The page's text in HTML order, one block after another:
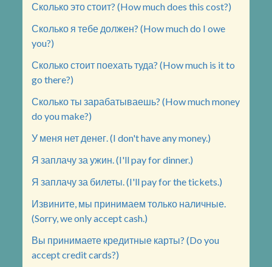
Сколько это стоит? (How much does this cost?)
Сколько я тебе должен? (How much do I owe
you?)
Сколько стоит поехать туда? (How much is it to
go there?)
Сколько ты зарабатываешь? (How much money
do you make?)
У меня нет денег. (I don't have any money.)
Я заплачу за ужин. (I'll pay for dinner.)
Я заплачу за билеты. (I'll pay for the tickets.)
Извините, мы принимаем только наличные.
(Sorry, we only accept cash.)
Вы принимаете кредитные карты? (Do you
accept credit cards?)